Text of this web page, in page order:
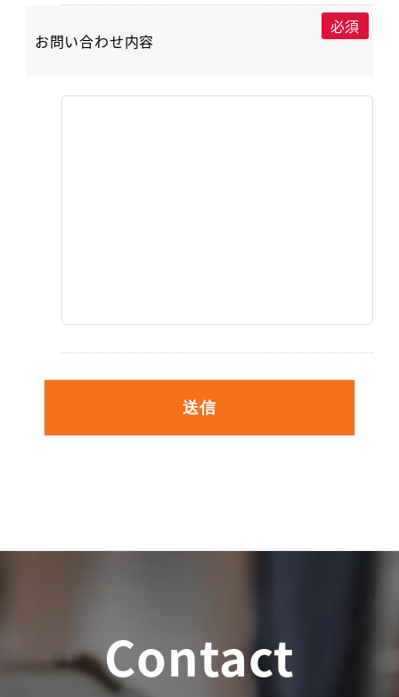
お問い合わせ内容
必須
Contact